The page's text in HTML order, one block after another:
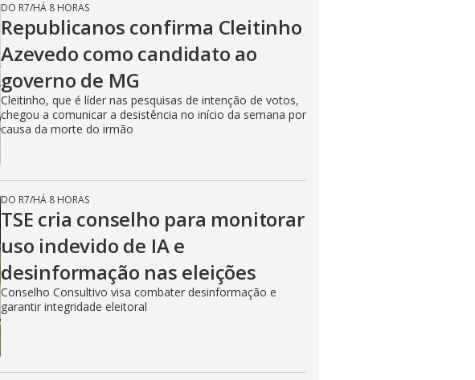
DO R7/HÁ 8 HORAS
Republicanos confirma Cleitinho
Azevedo como candidato ao
governo de MG
Cleitinho, que é líder nas pesquisas de intenção de votos,
chegou a comunicar a desistência no início da semana por
causa da morte do irmão
DO R7/HÁ 8 HORAS
TSE cria conselho para monitorar
uso indevido de IA e
desinformação nas eleições
Conselho Consultivo visa combater desinformação e
garantir integridade eleitoral